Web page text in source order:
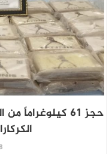
حجز 61
28